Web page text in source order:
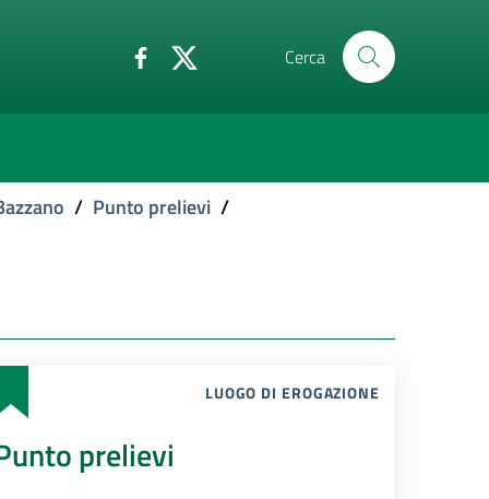
Cerca
/ Punto prelievi /
LUOGO DI EROGAZIONE
prelievi